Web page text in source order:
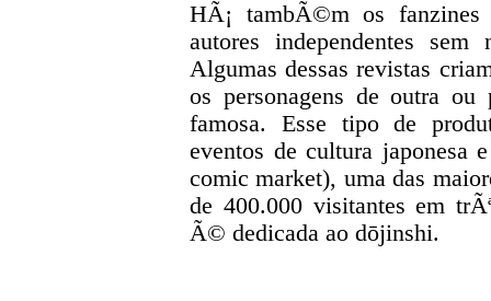
HÃ¡ tambÃ©m os
autores independentes
Algumas dessas revistas
os personagens de outra
famosa. Esse tipo de
eventos de cultura japonesa
comic market), uma das
de 400.000 visitantes em
Ã© dedicada ao dōjinshi.